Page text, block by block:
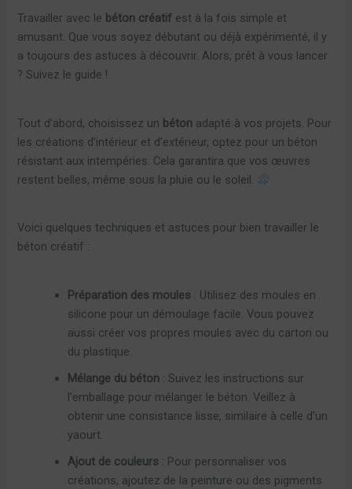
Travailler avec le béton créatif est à la fois simple et
amusant. Que vous soyez débutant ou déjà expérimenté, il y
a toujours des astuces à découvrir. Alors, prêt à vous lancer
? Suivez le guide !
Tout d’abord, choisissez un béton adapté à vos projets. Pour
les créations d’intérieur et d’extérieur, optez pour un béton
résistant aux intempéries. Cela garantira que vos œuvres
restent belles, même sous la pluie ou le soleil.
Voici quelques techniques et astuces pour bien travailler le
béton créatif :
Préparation des moules : Utilisez des moules en
silicone pour un démoulage facile. Vous pouvez
aussi créer vos propres moules avec du carton ou
du plastique.
Mélange du béton : Suivez les instructions sur
l’emballage pour mélanger le béton. Veillez à
obtenir une consistance lisse, similaire à celle d’un
yaourt.
Ajout de couleurs : Pour personnaliser vos
créations, ajoutez de la peinture ou des pigments